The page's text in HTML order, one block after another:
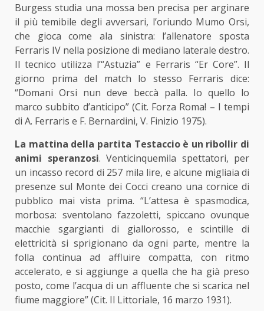
Burgess studia una mossa ben precisa per arginare
il più temibile degli avversari, l’oriundo Mumo Orsi,
che gioca come ala sinistra: l’allenatore sposta
Ferraris IV nella posizione di mediano laterale destro.
Il tecnico utilizza l’“Astuzia” e Ferraris “Er Core”. Il
giorno prima del match lo stesso Ferraris dice:
“Domani Orsi nun deve beccà palla. Io quello lo
marco subbito d’anticipo” (Cit. Forza Roma! – I tempi
di A. Ferraris e F. Bernardini, V. Finizio 1975).
La mattina della partita Testaccio è un ribollir di
animi speranzosi. Venticinquemila spettatori, per
un incasso record di 257 mila lire, e alcune migliaia di
presenze sul Monte dei Cocci creano una cornice di
pubblico mai vista prima. “L’attesa è spasmodica,
morbosa: sventolano fazzoletti, spiccano ovunque
macchie sgargianti di giallorosso, e scintille di
elettricità si sprigionano da ogni parte, mentre la
folla continua ad affluire compatta, con ritmo
accelerato, e si aggiunge a quella che ha già preso
posto, come l’acqua di un affluente che si scarica nel
fiume maggiore” (Cit. Il Littoriale, 16 marzo 1931).